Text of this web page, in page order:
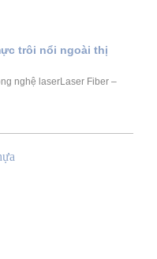
trôi nổi ngoài thị
nghệ laserLaser Fiber –